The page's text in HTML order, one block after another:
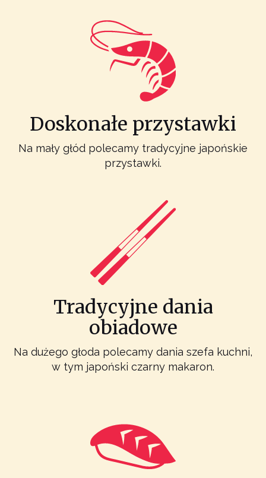
Doskonałe przystawki
Na mały głód polecamy tradycyjne japońskie
przystawki.
Tradycyjne dania
obiadowe
Na dużego głoda polecamy dania szefa kuchni,
w tym japoński czarny makaron.